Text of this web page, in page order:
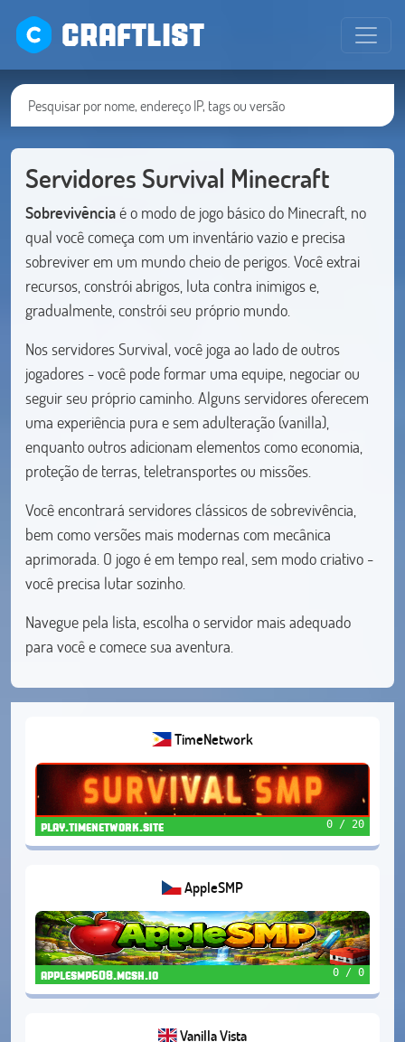
CRAFTLIST
Servidores Survival Minecraft
Sobrevivênciaé o modo de jogo básico do Minecraft, no
qual você começa com um inventário vazio e precisa
sobreviver em um mundo cheio de perigos. Você extrai
recursos, constrói abrigos, luta contra inimigos e,
gradualmente, constrói seu próprio mundo.
Nos servidores Survival, você joga ao lado de outros
jogadores - você pode formar uma equipe, negociar ou
seguir seu próprio caminho. Alguns servidores oferecem
uma experiência pura e sem adulteração (vanilla),
enquanto outros adicionam elementos como economia,
proteção de terras, teletransportes ou missões.
Você encontrará servidores clássicos de sobrevivência,
bem como versões mais modernas com mecânica
aprimorada. O jogo é em tempo real, sem modo criativo -
você precisa lutar sozinho.
Navegue pela lista, escolha o servidor mais adequado
para você e comece sua aventura.
TimeNetwork
play.timenetwork.site 0 / 20
AppleSMP
applesmp608.mcsh.io 0 / 0
Vanilla Vista